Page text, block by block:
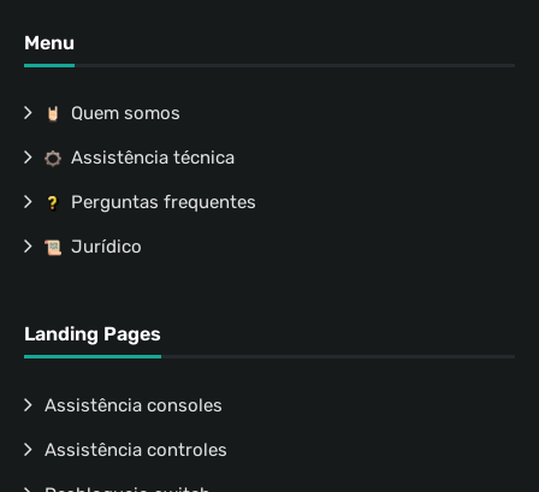
Menu
Quem somos
Assistência técnica
Perguntas frequentes
Jurídico
Landing Pages
Assistência consoles
Assistência controles